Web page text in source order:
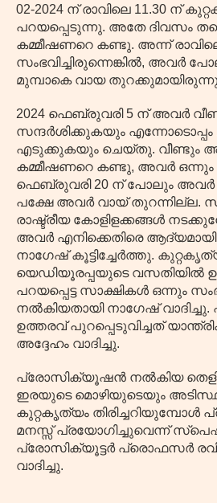
02-2024 ന് രാവിലെ 11.30 ന്
പറയപ്പെടുന്നു. അതേ ദിവസം
കമ്മീഷണറെ കണ്ടു. അന്ന്
സംഭവിച്ചിരുന്നെങ്കിൽ, അവർ
മുമ്പാകെ വായ
2024 ഫെബ്രുവരി 5 ന് അവർ
സന്ദർശിക്കുകയും എന്നോടൊപ്പം
എടുക്കുകയും ചെയ്തു. വീണ്ടും
കമ്മീഷണറെ കണ്ടു, അവർ ഒന്നും
ഫെബ്രുവരി 20 ന് പോലും അവർ
പക്ഷേ അവർ വായ് തുറന്നില്ല.
രാഷ്ട്രീയ കോളിളക്കങ്ങൾ
അവർ എനിക്കെതിരെ ആദ്യമായി
നാഗേഷ് കൂട്ടിച്ചേർത്തു.
യെഡിയൂരപ്പയുടെ വസതിയിൽ
പറയപ്പെട്ട സാക്ഷികൾ ഒന്നും
നൽകിയതായി നാഗേഷ്
ഉത്തരവ് പുറപ്പെടുവിച്ചത്
അദ്ദേഹം വാദിച്ചു.
പ്രോസിക്യൂഷൻ നൽകിയ
ഇരയുടെ മൊഴിയുടെയും
കുറ്റകൃത്യം തിരിച്ചറിയുമ്പോൾ
മനസ്സ് പ്രയോഗിച്ചുവെന്ന്
പ്രോസിക്യൂട്ടർ പ്രൊഫസർ
വാദിച്ചു.